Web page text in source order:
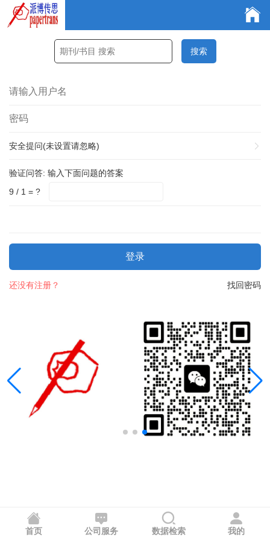
安全提问(未设置请忽略)
验证问答: 输入下面问题的答案
9 / 1 = ?
登录
找回密码
还没有注册？
首页 公司服务 数据检索 我的